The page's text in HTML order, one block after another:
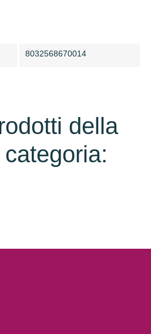
8032568670014
della